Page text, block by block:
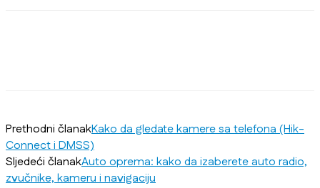
Prethodni članakKako da gledate kamere sa telefona (Hik-
Connect i DMSS)
Sljedeći članakAuto oprema: kako da izaberete auto radio,
zvučnike, kameru i navigaciju